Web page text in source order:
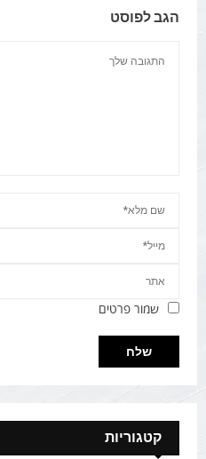
הגב לפוסט
שמור פרטים
קטגוריות